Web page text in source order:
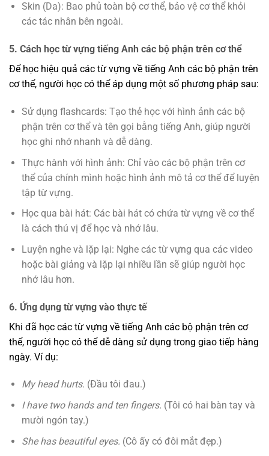
Skin (Da): Bao phủ toàn bộ cơ thể, bảo vệ cơ thể khỏi
các tác nhân bên ngoài.
5. Cách học từ vựng tiếng Anh các bộ phận trên cơ thể
Để học hiệu quả các từ vựng về tiếng Anh các bộ phận trên
cơ thể, người học có thể áp dụng một số phương pháp sau:
Sử dụng flashcards: Tạo thẻ học với hình ảnh các bộ
phận trên cơ thể và tên gọi bằng tiếng Anh, giúp người
học ghi nhớ nhanh và dễ dàng.
Thực hành với hình ảnh: Chỉ vào các bộ phận trên cơ
thể của chính mình hoặc hình ảnh mô tả cơ thể để luyện
tập từ vựng.
Học qua bài hát: Các bài hát có chứa từ vựng về cơ thể
là cách thú vị để học và nhớ lâu.
Luyện nghe và lặp lại: Nghe các từ vựng qua các video
hoặc bài giảng và lặp lại nhiều lần sẽ giúp người học
nhớ lâu hơn.
6. Ứng dụng từ vựng vào thực tế
Khi đã học các từ vựng về tiếng Anh các bộ phận trên cơ
thể, người học có thể dễ dàng sử dụng trong giao tiếp hàng
ngày. Ví dụ:
My head hurts. (Đầu tôi đau.)
I have two hands and ten fingers. (Tôi có hai bàn tay và
mười ngón tay.)
She has beautiful eyes. (Cô ấy có đôi mắt đẹp.)